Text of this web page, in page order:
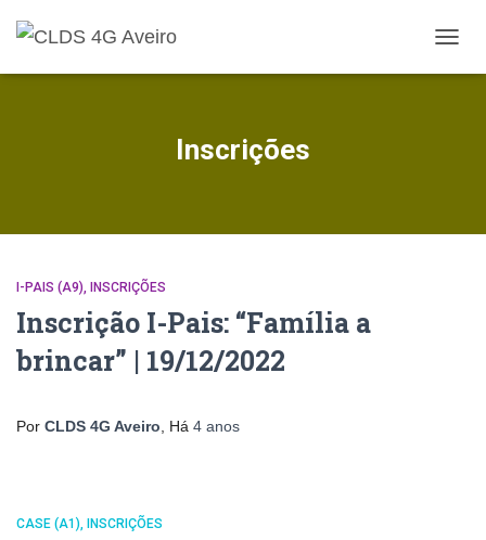
A
Inscrições
I-PAIS (A9) INSCRIÇÕES
Inscrição I-Pais: “Família a
brincar” | 19/12/2022
Por CLDS 4G Aveiro , Há 4 anos
CASE (A1) INSCRIÇÕES